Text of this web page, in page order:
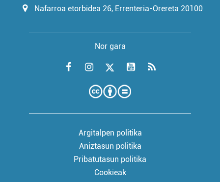
Nafarroa etorbidea 26, Errenteria-Orereta 20100
Nor gara
Argitalpen politika
Aniztasun politika
Pribatutasun politika
Cookieak